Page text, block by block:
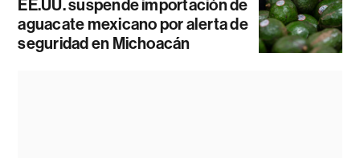
EE.UU. suspende importación de
aguacate mexicano por alerta de
seguridad en Michoacán